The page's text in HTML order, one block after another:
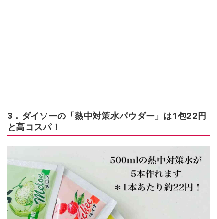
3．ダイソーの「熱中対策水パウダー」は1包22円
と高コスパ！